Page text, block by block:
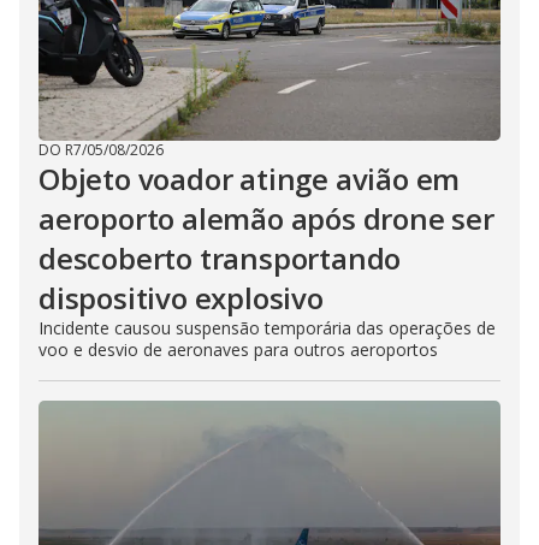
DO R7/05/08/2026
Objeto voador atinge avião em
aeroporto alemão após drone ser
descoberto transportando
dispositivo explosivo
Incidente causou suspensão temporária das operações de
voo e desvio de aeronaves para outros aeroportos